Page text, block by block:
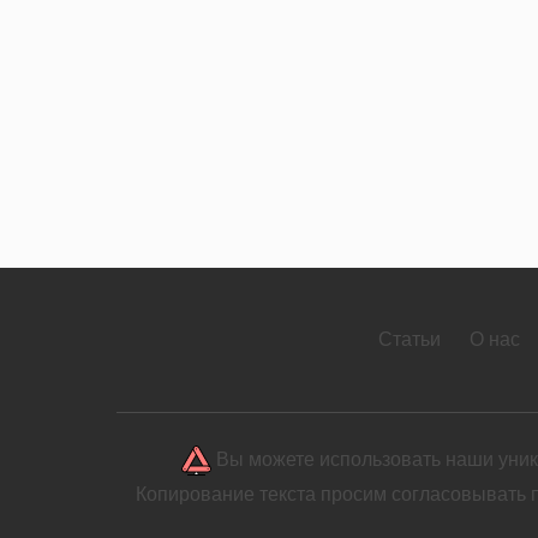
Статьи О нас
Вы можете использовать наши
Копирование текста просим согласовывать